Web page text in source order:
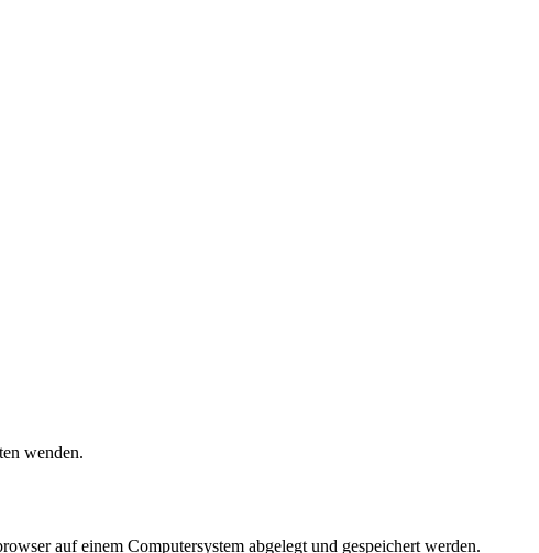
wenden.
auf einem Computersystem abgelegt und gespeichert werden.